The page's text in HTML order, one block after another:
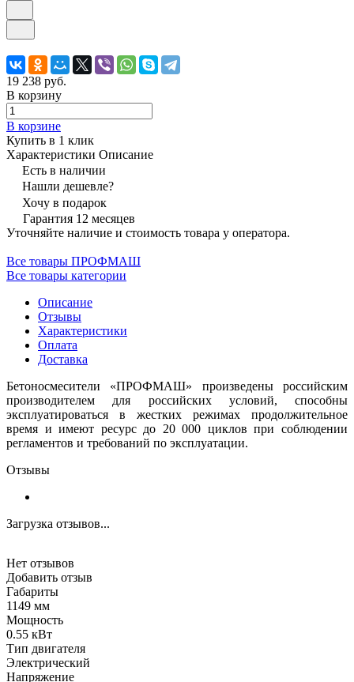
19 238 руб.
В корзину
В корзине
Купить в 1 клик
Характеристики Описание
Есть в наличии
Нашли дешевле?
Хочу в подарок
Гарантия 12 месяцев
Уточняйте наличие и стоимость товара у оператора.
Все товары ПРОФМАШ
Все товары категории
Описание
Отзывы
Характеристики
Оплата
Доставка
Бетоносмесители «ПРОФМАШ» произведены российским
производителем для российских условий, способны
эксплуатироваться в жестких режимах продолжительное
время и имеют ресурс до 20 000 циклов при соблюдении
регламентов и требований по эксплуатации.
Отзывы
Загрузка отзывов...
Нет отзывов
Добавить отзыв
Габариты
1149 мм
Мощность
0.55 кВт
Тип двигателя
Электрический
Напряжение